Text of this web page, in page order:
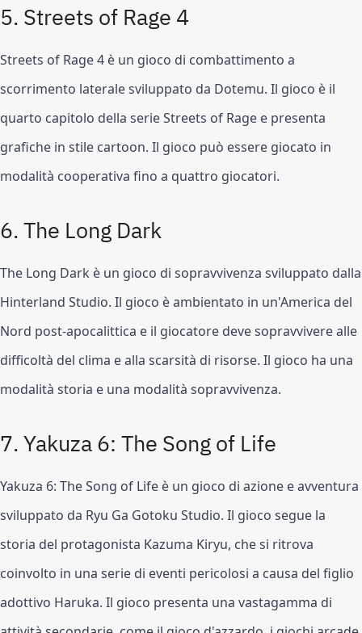
5. Streets of Rage 4
Streets of Rage 4 è un gioco di combattimento a
scorrimento laterale sviluppato da Dotemu. Il gioco è il
quarto capitolo della serie Streets of Rage e presenta
grafiche in stile cartoon. Il gioco può essere giocato in
modalità cooperativa fino a quattro giocatori.
6. The Long Dark
The Long Dark è un gioco di sopravvivenza sviluppato dalla
Hinterland Studio. Il gioco è ambientato in un'America del
Nord post-apocalittica e il giocatore deve sopravvivere alle
difficoltà del clima e alla scarsità di risorse. Il gioco ha una
modalità storia e una modalità sopravvivenza.
7. Yakuza 6: The Song of Life
Yakuza 6: The Song of Life è un gioco di azione e avventura
sviluppato da Ryu Ga Gotoku Studio. Il gioco segue la
storia del protagonista Kazuma Kiryu, che si ritrova
coinvolto in una serie di eventi pericolosi a causa del figlio
adottivo Haruka. Il gioco presenta una vastagamma di